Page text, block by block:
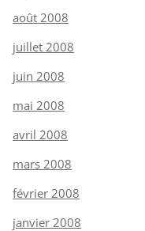
août 2008
juillet 2008
juin 2008
mai 2008
avril 2008
mars 2008
février 2008
janvier 2008